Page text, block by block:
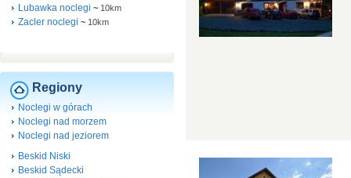
Lubawka noclegi ~ 10km
Zacler noclegi ~ 10km
Regiony
Noclegi w górach
Noclegi nad morzem
Noclegi nad jeziorem
Beskid Niski
Beskid Sądecki